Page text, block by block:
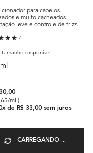
para cabelos
e muito cacheados.
leve e controle de frizz.
4
tamanho disponível
ml.)
x de R$ 33,00 sem juros
CARREGANDO ...